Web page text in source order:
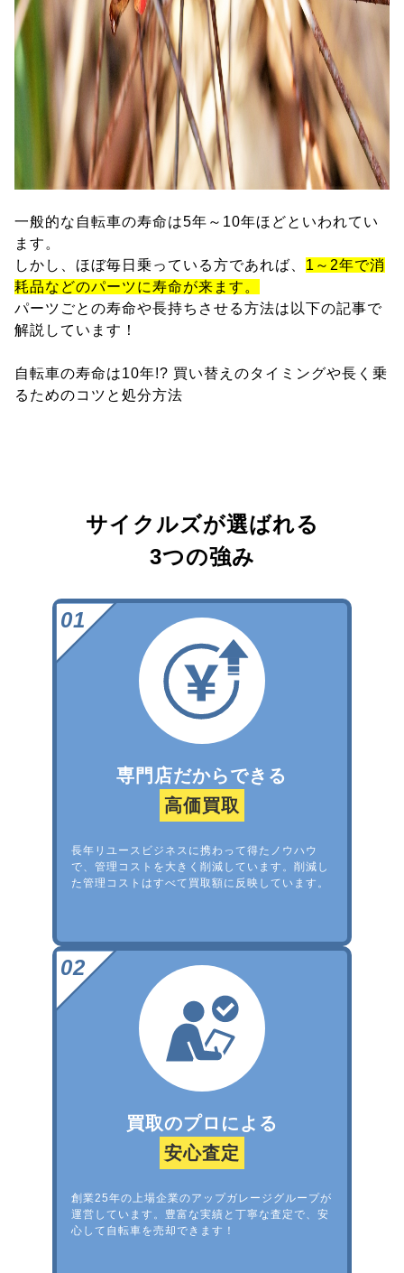
一般的な自転車の寿命は5年～10年ほどといわれてい
ます。
しかし、ほぼ毎日乗っている方であれば、 1～2年で消
耗品などのパーツに寿命が来ます。
パーツごとの寿命や長持ちさせる方法は以下の記事で
解説しています！
自転車の寿命は10年!? 買い替えのタイミングや長く乗
るためのコツと処分方法
サイクルズが選ばれる
3つの強み
専門店だからできる
高価買取
長年リユースビジネスに携わって得たノウハウ
で、管理コストを大きく削減しています。削減し
た管理コストはすべて買取額に反映しています。
買取のプロによる
安心査定
創業25年の上場企業のアップガレージグループが
運営しています。豊富な実績と丁寧な査定で、安
心して自転車を売却できます！